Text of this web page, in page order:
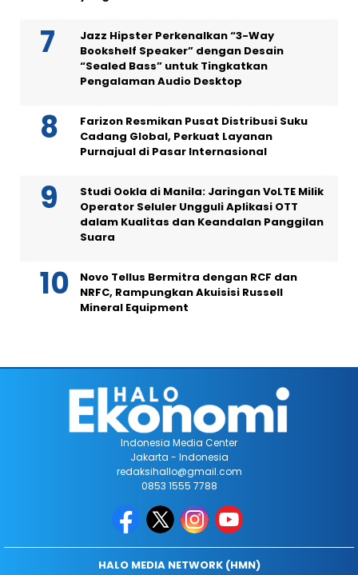
Jazz Hipster Perkenalkan “3-Way
Bookshelf Speaker” dengan Desain
“Sealed Bass” untuk Tingkatkan
Pengalaman Audio Desktop
Farizon Resmikan Pusat Distribusi Suku
Cadang Global, Perkuat Layanan
Purnajual di Pasar Internasional
Studi Ookla di Manila: Jaringan VoLTE Milik
Operator Seluler Ungguli Aplikasi OTT
dalam Kualitas dan Keandalan Panggilan
Suara
Novo Tellus Bermitra dengan RCF dan
NRFC, Rampungkan Akuisisi Russell
Mineral Equipment
Indonesia Media Center
Jakarta - Indonesia
redaksihallo@gmail.com
0853 1555 7788
HALO MEDIA NETWORK (HMN)